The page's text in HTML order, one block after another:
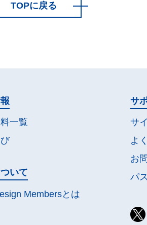
TOPに戻る
一覧
いて
Membersとは
サ
サ
よ
お
パ